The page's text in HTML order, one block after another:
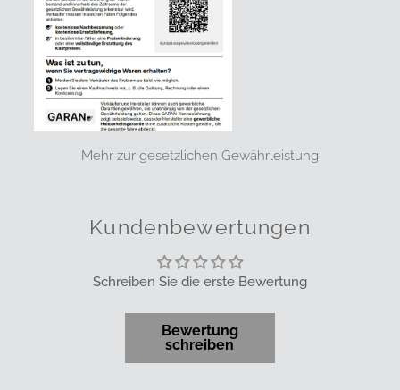
Mehr zur gesetzlichen Gewährleistung
Kundenbewertungen
Schreiben Sie die erste Bewertung
Bewertung
schreiben